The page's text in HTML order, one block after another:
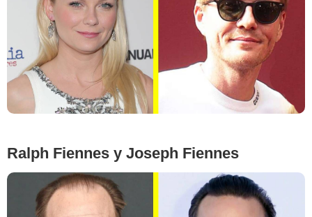
Ralph Fiennes y Joseph Fiennes
Evan Agostini/Invision/AP/East News, Willy Sanjuan/Invision/AP/East News